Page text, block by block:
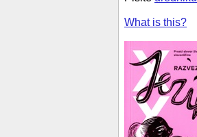
What is this?